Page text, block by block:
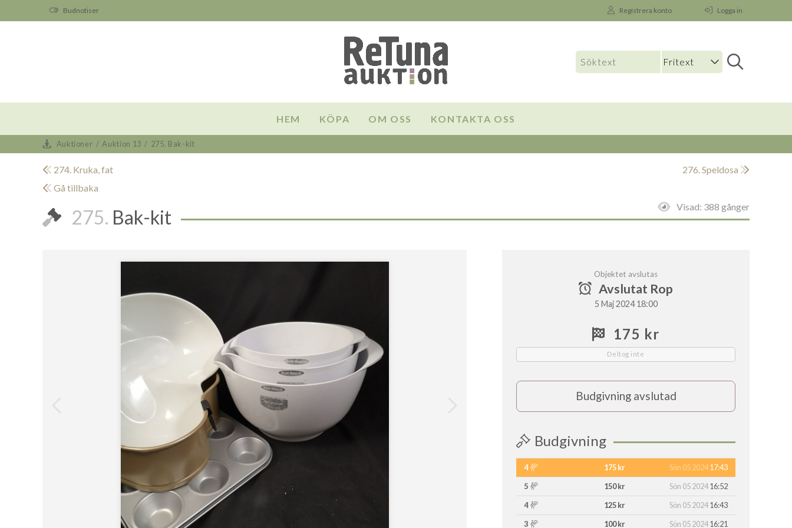
Budnotiser Registrera konto Logga in
HEM KÖPA OM OSS KONTAKTA OSS
Auktioner / Auktion 13 / 275. Bak-kit
274. Kruka, fat
276. Speldosa
Gå tillbaka
Visad: 388 gånger
275. Bak-kit
Objektet avslutas
Avslutat Rop
5 Maj 2024 18:00
175 kr
Deltog inte
Budgivning avslutad
Budgivning
4 175 kr Sön 05 202417:43
5
150 kr Sön 05 202416:52
4
125 kr Sön 05 202416:43
3
100 kr Sön 05 202416:21